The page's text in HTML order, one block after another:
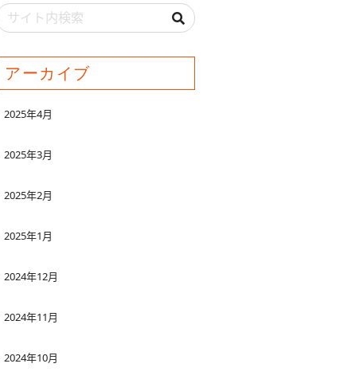
アーカイブ
2025年4月
2025年3月
2025年2月
2025年1月
2024年12月
2024年11月
2024年10月